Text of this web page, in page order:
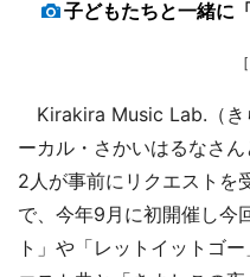
子どもたちと一緒に
Kirakira Music Lab.（き
ーカル・さかいはるなさ
2人が事前にリクエストを
で、今年9月に初開催し今
ト」や「レットイットゴ